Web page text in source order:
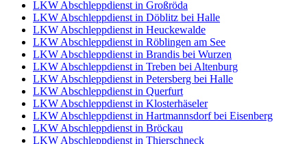
LKW Abschleppdienst in Großröda
LKW Abschleppdienst in Döblitz bei Halle
LKW Abschleppdienst in Heuckewalde
LKW Abschleppdienst in Röblingen am See
LKW Abschleppdienst in Brandis bei Wurzen
LKW Abschleppdienst in Treben bei Altenburg
LKW Abschleppdienst in Petersberg bei Halle
LKW Abschleppdienst in Querfurt
LKW Abschleppdienst in Klosterhäseler
LKW Abschleppdienst in Hartmannsdorf bei Eisenberg
LKW Abschleppdienst in Bröckau
LKW Abschleppdienst in Thierschneck